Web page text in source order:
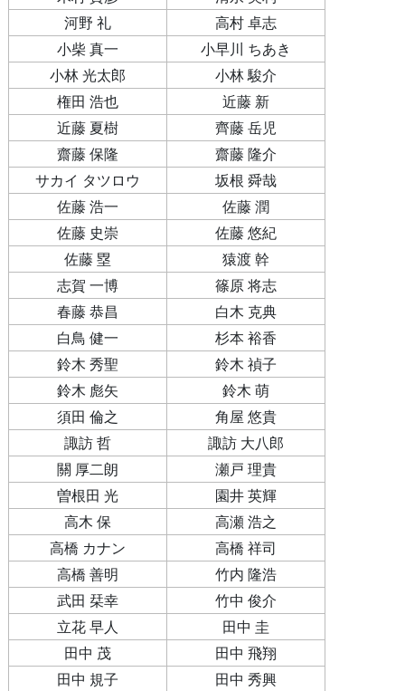
河野 礼
高村 卓志
小柴 真一
小早川 ちあき
小林 光太郎
小林 駿介
権田 浩也
近藤 新
近藤 夏樹
齊藤 岳児
齋藤 保隆
齋藤 隆介
サカイ タツロウ
坂根 舜哉
佐藤 浩一
佐藤 潤
佐藤 史崇
佐藤 悠紀
佐藤 塁
猿渡 幹
志賀 一博
篠原 将志
春藤 恭昌
白木 克典
白鳥 健一
杉本 裕香
鈴木 秀聖
鈴木 禎子
鈴木 彪矢
鈴木 萌
須田 倫之
角屋 悠貴
諏訪 哲
諏訪 大八郎
關 厚二朗
瀬戸 理貴
曽根田 光
園井 英輝
高木 保
高瀬 浩之
高橋 カナン
高橋 祥司
高橋 善明
竹内 隆浩
武田 栞幸
竹中 俊介
立花 早人
田中 圭
田中 茂
田中 飛翔
田中 規子
田中 秀興